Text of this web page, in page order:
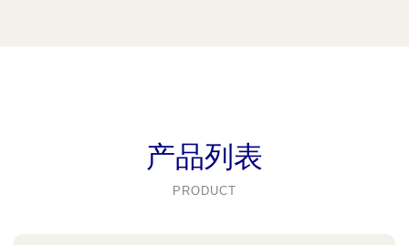
产品列表
PRODUCT